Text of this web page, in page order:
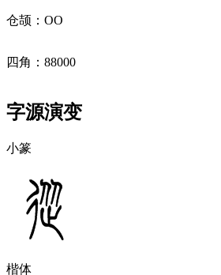
仓颉：OO
四角：88000
字源演变
小篆
楷体